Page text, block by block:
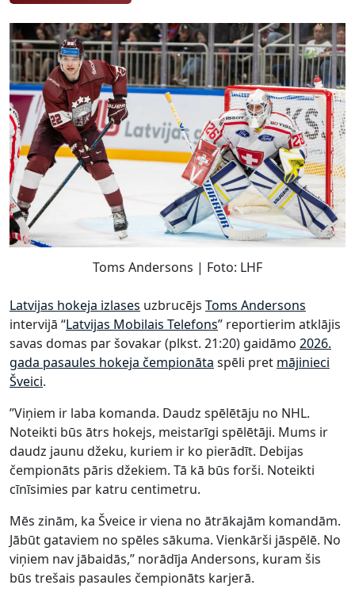
Toms Andersons | Foto: LHF
Latvijas hokeja izlases uzbrucējs Toms Andersons
intervijā “Latvijas Mobilais Telefons” reportierim atklājis
savas domas par šovakar (plkst. 21:20) gaidāmo 2026.
gada pasaules hokeja čempionāta spēli pret mājinieci
Šveici.
”Viņiem ir laba komanda. Daudz spēlētāju no NHL.
Noteikti būs ātrs hokejs, meistarīgi spēlētāji. Mums ir
daudz jaunu džeku, kuriem ir ko pierādīt. Debijas
čempionāts pāris džekiem. Tā kā būs forši. Noteikti
cīnīsimies par katru centimetru.
Mēs zinām, ka Šveice ir viena no ātrākajām komandām.
Jābūt gataviem no spēles sākuma. Vienkārši jāspēlē. No
viņiem nav jābaidās,” norādīja Andersons, kuram šis
būs trešais pasaules čempionāts karjerā.